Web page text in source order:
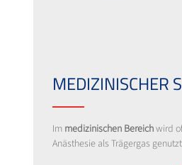
MEDIZINISCHER
Im medizinischen Bereichwird
Anästhesie als Trägergas